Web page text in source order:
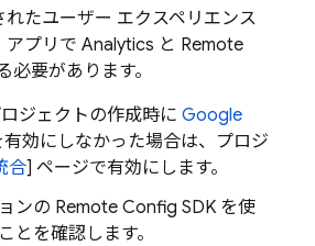
たユーザー エクスペリエンス
アプリで Analytics と Remote
必要があります。
ジェクトの作成時に Google
有効にしなかった場合は、プロジ
合] ページで有効にします。
ンの Remote Config SDK を使
とを確認します。